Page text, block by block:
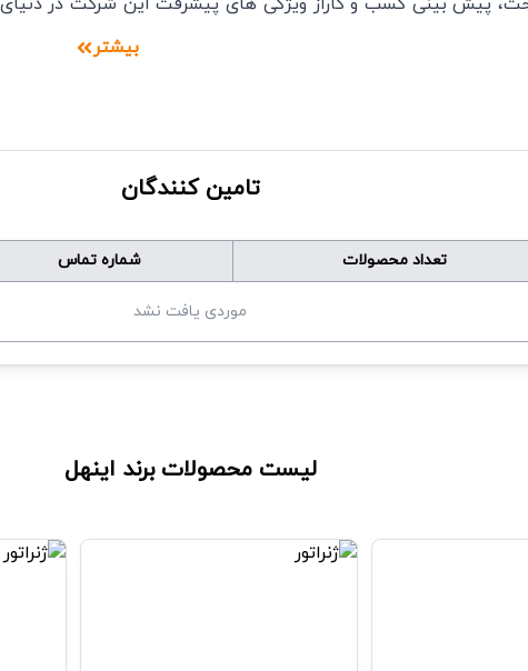
شده توانسته است بهترین ابزارآلات های آلمانی را به تولید
بیشتر
تامین کنندگان
تعداد محصولات شماره تماس
موردی یافت نشد
لیست محصولات برند اینهل